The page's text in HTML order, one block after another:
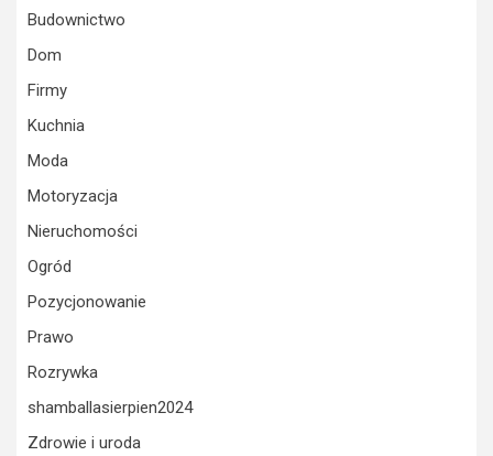
Budownictwo
Dom
Firmy
Kuchnia
Moda
Motoryzacja
Nieruchomości
Ogród
Pozycjonowanie
Prawo
Rozrywka
shamballasierpien2024
Zdrowie i uroda